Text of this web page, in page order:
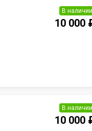
В наличии
10 000
В наличии
10 000